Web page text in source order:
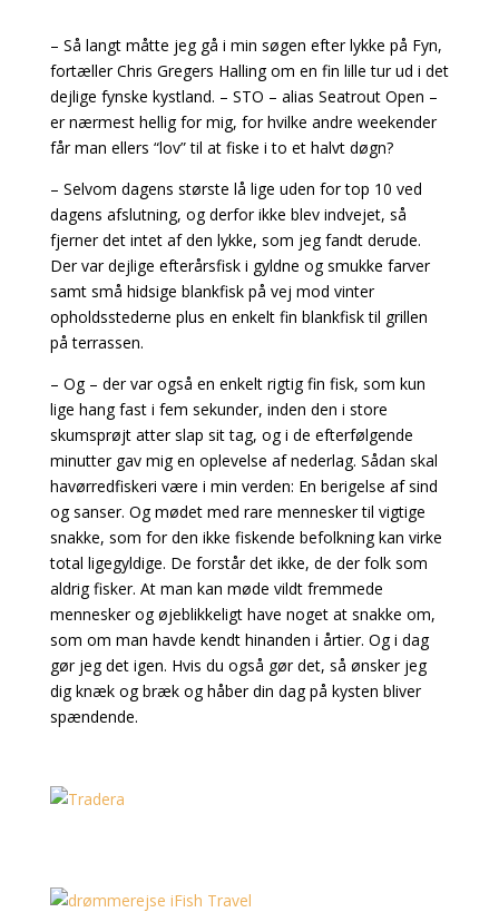
– Så langt måtte jeg gå i min søgen efter lykke på Fyn,
fortæller Chris Gregers Halling om en fin lille tur ud i det
dejlige fynske kystland. – STO – alias Seatrout Open –
er nærmest hellig for mig, for hvilke andre weekender
får man ellers “lov” til at fiske i to et halvt døgn?
– Selvom dagens største lå lige uden for top 10 ved
dagens afslutning, og derfor ikke blev indvejet, så
fjerner det intet af den lykke, som jeg fandt derude.
Der var dejlige efterårsfisk i gyldne og smukke farver
samt små hidsige blankfisk på vej mod vinter
opholdsstederne plus en enkelt fin blankfisk til grillen
på terrassen.
– Og – der var også en enkelt rigtig fin fisk, som kun
lige hang fast i fem sekunder, inden den i store
skumsprøjt atter slap sit tag, og i de efterfølgende
minutter gav mig en oplevelse af nederlag. Sådan skal
havørredfiskeri være i min verden: En berigelse af sind
og sanser. Og mødet med rare mennesker til vigtige
snakke, som for den ikke fiskende befolkning kan virke
total ligegyldige. De forstår det ikke, de der folk som
aldrig fisker. At man kan møde vildt fremmede
mennesker og øjeblikkeligt have noget at snakke om,
som om man havde kendt hinanden i årtier. Og i dag
gør jeg det igen. Hvis du også gør det, så ønsker jeg
dig knæk og bræk og håber din dag på kysten bliver
spændende.